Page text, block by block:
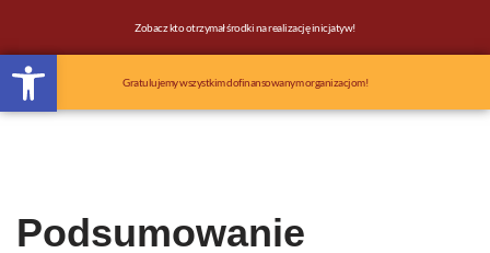
Otwórz pasek narzędzi
Przejdź
do
treści
Zobacz kto otrzymał środki na realizację inicjatyw!
Gratulujemy wszystkim dofinansowanym organizacjom!
Podsumowanie